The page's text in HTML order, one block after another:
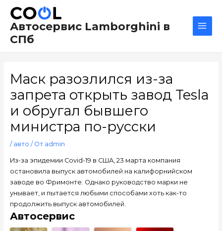
содержимому
Автосервис Lamborghini в
СПб
Маск разозлился из-за
запрета открыть завод Tesla
и обругал бывшего
министра по-русски
/ авто / От admin
Из-за эпидемии Covid-19 в США, 23 марта компания
остановила выпуск автомобилей на калифорнийском
заводе во Фримонте. Однако руководство марки не
унывает, и пытается любыми способами хоть как-то
продолжить выпуск автомобилей.
Автосервис
по
записям